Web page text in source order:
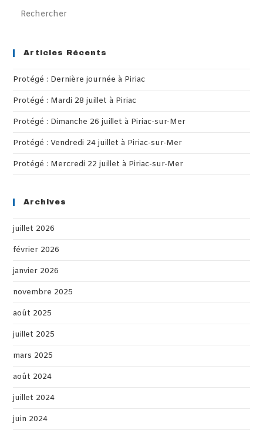
Articles Récents
Protégé : Dernière journée à Piriac
Protégé : Mardi 28 juillet à Piriac
Protégé : Dimanche 26 juillet à Piriac-sur-Mer
Protégé : Vendredi 24 juillet à Piriac-sur-Mer
Protégé : Mercredi 22 juillet à Piriac-sur-Mer
Archives
juillet 2026
février 2026
janvier 2026
novembre 2025
août 2025
juillet 2025
mars 2025
août 2024
juillet 2024
juin 2024